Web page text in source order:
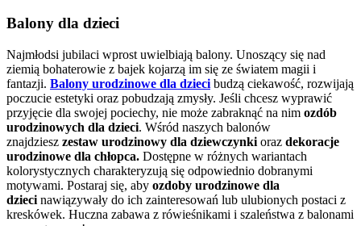
Balony dla dzieci
Najmłodsi jubilaci wprost uwielbiają balony. Unoszący się nad
ziemią bohaterowie z bajek kojarzą im się ze światem magii i
fantazji. Balony urodzinowe dla dzieci budzą ciekawość, rozwijają
poczucie estetyki oraz pobudzają zmysły. Jeśli chcesz wyprawić
przyjęcie dla swojej pociechy, nie może zabraknąć na nim ozdób
urodzinowych dla dzieci. Wśród naszych balonów
znajdziesz zestaw urodzinowy dla dziewczynki oraz dekoracje
urodzinowe dla chłopca. Dostępne w różnych wariantach
kolorystycznych charakteryzują się odpowiednio dobranymi
motywami. Postaraj się, aby ozdoby urodzinowe dla
dzieci nawiązywały do ich zainteresowań lub ulubionych postaci z
kreskówek. Huczna zabawa z rówieśnikami i szaleństwa z balonami